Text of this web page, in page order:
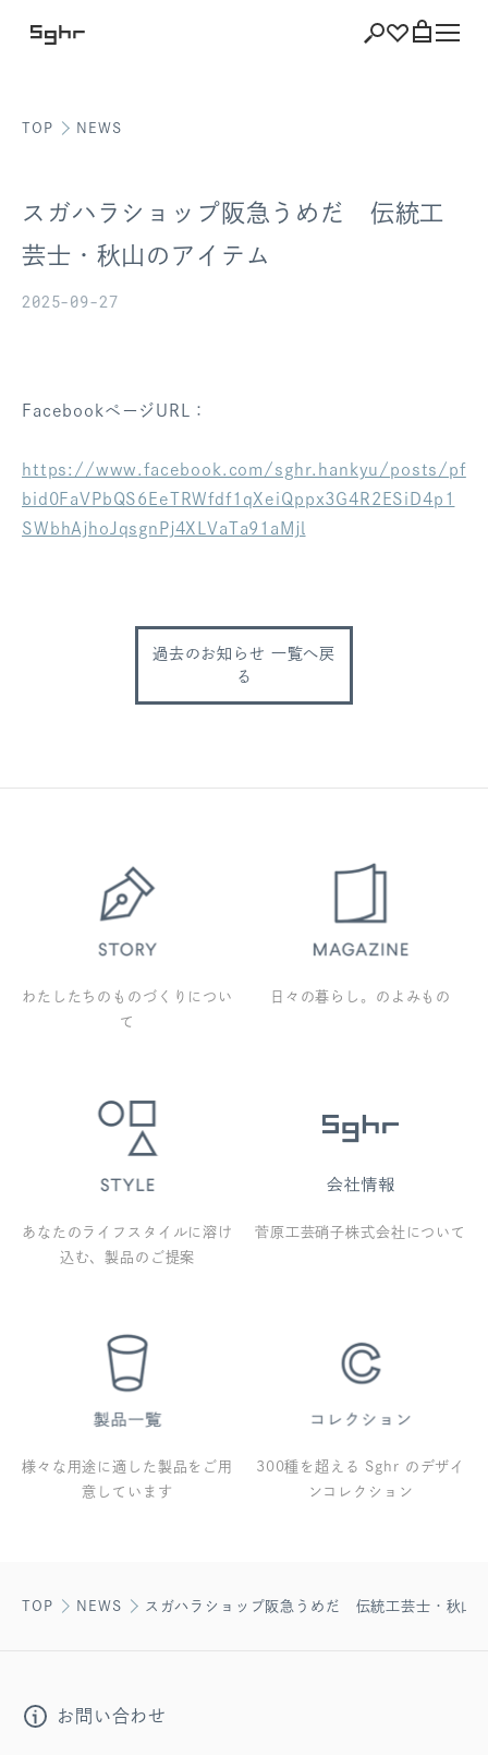
ショッピング バッグを見る
お気に入り
ログアウト
TOP NEWS
スガハラショップ阪急うめだ 伝統工
芸士・秋山のアイテム
2025-09-27
FacebookページURL：
https://www.facebook.com/sghr.hankyu/posts/pf
bid0FaVPbQS6EeTRWfdf1qXeiQppx3G4R2ESiD4p1
SWbhAjhoJqsgnPj4XLVaTa91aMjl
過去のお知らせ 一覧へ戻
る
わたしたちのものづくりについ
て
日々の暮らし。のよみもの
あなたのライフスタイルに溶け
込む、製品のご提案
菅原工芸硝子株式会社について
様々な用途に適した製品をご用
意しています
300種を超える Sghr のデザイ
ンコレクション
TOP NEWS スガハラショップ阪急うめだ 伝統工芸士・秋山
お問い合わせ